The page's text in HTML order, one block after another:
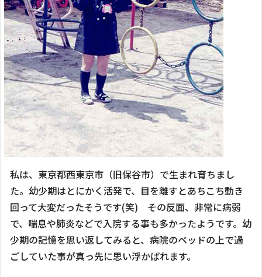
私は、東京都西東京市（旧保谷市）で生まれ育ちまし
た。幼少期はとにかく活発で、目を離すとあちこち動き
回って大変だったそうです(笑) その反面、非常に病弱
で、喘息や肺炎などで入院する事も多かったようです。幼
少期の記憶を思い返してみると、病院のベッドの上で過
ごしていた事が真っ先に思い浮かばれます。